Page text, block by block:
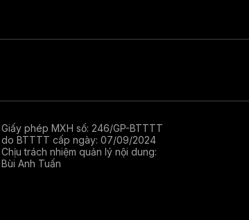
Giấy phép MXH số: 246/GP-BTTTT
do BTTTT cấp ngày: 07/09/2024
Chịu trách nhiệm quản lý nội dung:
Bùi Anh Tuấn